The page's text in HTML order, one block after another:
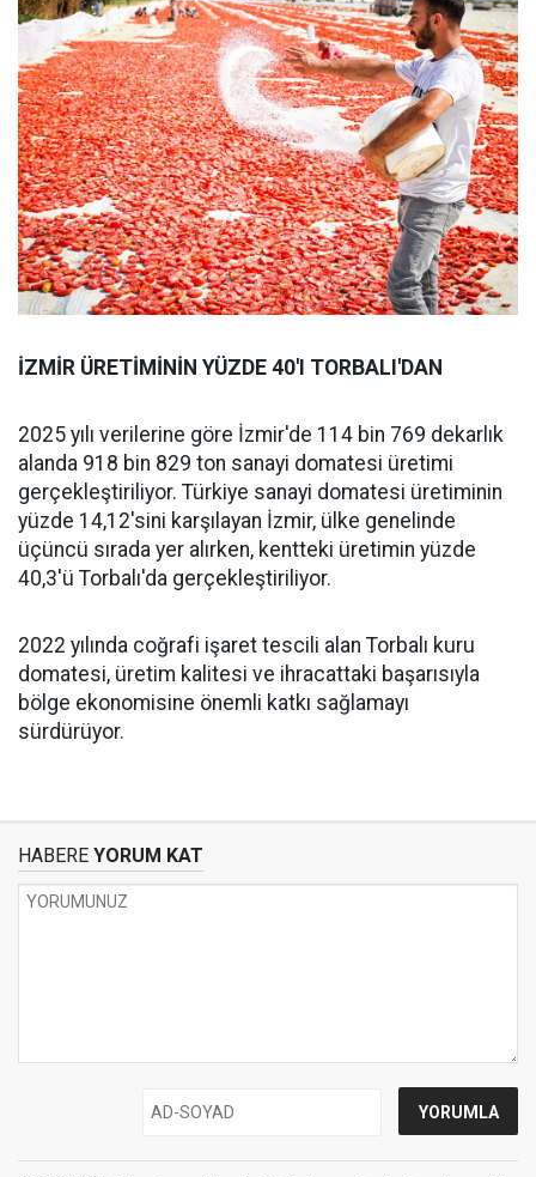
İZMİR ÜRETİMİNİN YÜZDE 40'I TORBALI'DAN
2025 yılı verilerine göre İzmir'de 114 bin 769 dekarlık
alanda 918 bin 829 ton sanayi domatesi üretimi
gerçekleştiriliyor. Türkiye sanayi domatesi üretiminin
yüzde 14,12'sini karşılayan İzmir, ülke genelinde
üçüncü sırada yer alırken, kentteki üretimin yüzde
40,3'ü Torbalı'da gerçekleştiriliyor.
2022 yılında coğrafi işaret tescili alan Torbalı kuru
domatesi, üretim kalitesi ve ihracattaki başarısıyla
bölge ekonomisine önemli katkı sağlamayı
sürdürüyor.
HABERE YORUM KAT